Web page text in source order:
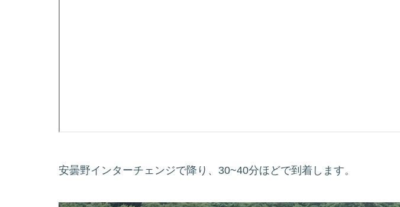
安曇野インターチェンジで降り、30~40分ほどで到着します。